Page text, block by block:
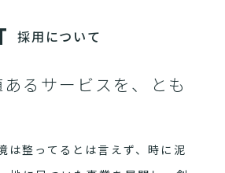
採用について
るサービスを、とも
は整ってるとは言えず、時に泥